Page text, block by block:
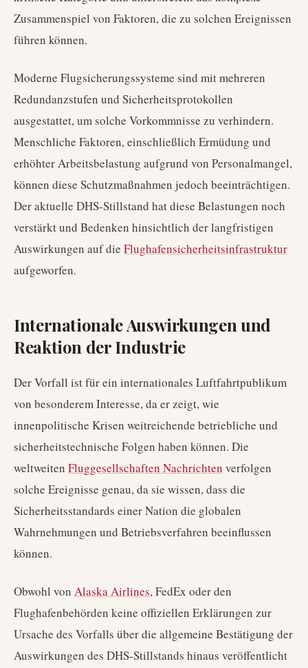
Zusammenspiel von Faktoren, die zu solchen Ereignissen
führen können.
Moderne Flugsicherungssysteme sind mit mehreren
Redundanzstufen und Sicherheitsprotokollen
ausgestattet, um solche Vorkommnisse zu verhindern.
Menschliche Faktoren, einschließlich Ermüdung und
erhöhter Arbeitsbelastung aufgrund von Personalmangel,
können diese Schutzmaßnahmen jedoch beeinträchtigen.
Der aktuelle DHS-Stillstand hat diese Belastungen noch
verstärkt und Bedenken hinsichtlich der langfristigen
Auswirkungen auf die Flughafensicherheitsinfrastruktur
aufgeworfen.
Internationale Auswirkungen und
Reaktion der Industrie
Der Vorfall ist für ein internationales Luftfahrtpublikum
von besonderem Interesse, da er zeigt, wie
innenpolitische Krisen weitreichende betriebliche und
sicherheitstechnische Folgen haben können. Die
weltweiten Fluggesellschaften Nachrichten verfolgen
solche Ereignisse genau, da sie wissen, dass die
Sicherheitsstandards einer Nation die globalen
Wahrnehmungen und Betriebsverfahren beeinflussen
können.
Obwohl von Alaska Airlines, FedEx oder den
Flughafenbehörden keine offiziellen Erklärungen zur
Ursache des Vorfalls über die allgemeine Bestätigung der
Auswirkungen des DHS-Stillstands hinaus veröffentlicht